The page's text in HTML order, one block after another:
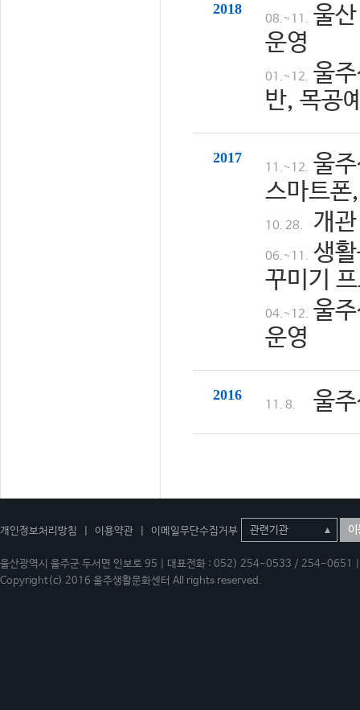
2018
08.~11. 울
운영
01.~12. 울
반, 목공
2017
11.~12. 울
스마트
10. 28. 개
06.~11. 생
꾸미기
04.~12. 울
운영
2016
11. 8. 울
개인정보처리방침 이용약관 이메일무단수집거부 이
울산광역시 울주군 두서면 인보로 95 | 대표전화 : 052) 254-0533 / 254-
Copyright(c) 2016 울주생활문화센터 All rights reserved.